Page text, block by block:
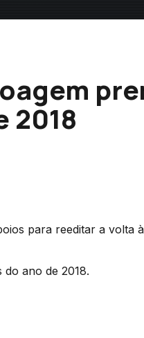
2018
para reeditar a volta
ano de 2018.